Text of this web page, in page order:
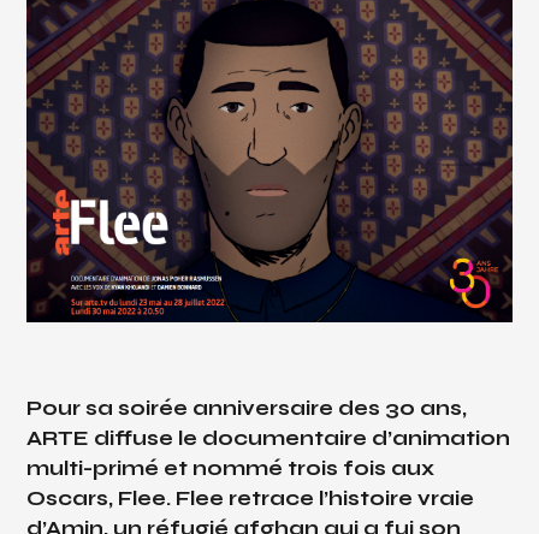
Pour sa soirée anniversaire des 30 ans,
ARTE diffuse le documentaire d’animation
multi-primé et nommé trois fois aux
Oscars, Flee. Flee retrace l’histoire vraie
d’Amin, un réfugié afghan qui a fui son